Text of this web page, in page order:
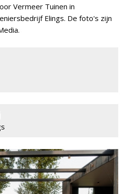
Vermeer Tuinen in
Elings. De foto's zijn